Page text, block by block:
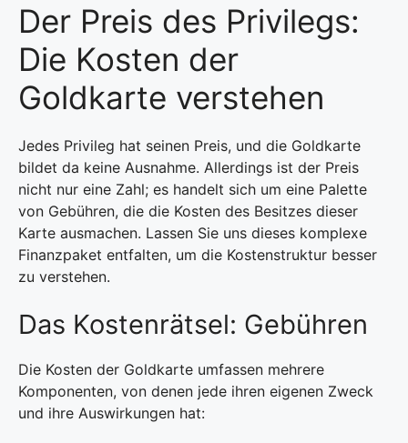
Der Preis des Privilegs:
Die Kosten der
Goldkarte verstehen
Jedes Privileg hat seinen Preis, und die Goldkarte
bildet da keine Ausnahme. Allerdings ist der Preis
nicht nur eine Zahl; es handelt sich um eine Palette
von Gebühren, die die Kosten des Besitzes dieser
Karte ausmachen. Lassen Sie uns dieses komplexe
Finanzpaket entfalten, um die Kostenstruktur besser
zu verstehen.
Das Kostenrätsel: Gebühren
Die Kosten der Goldkarte umfassen mehrere
Komponenten, von denen jede ihren eigenen Zweck
und ihre Auswirkungen hat: